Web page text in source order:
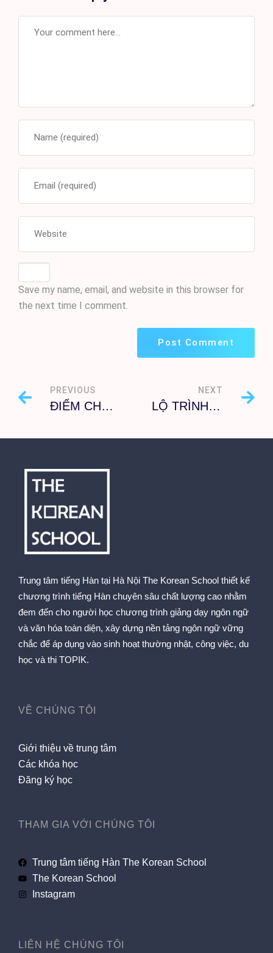
Save my name, email, and website in this browser for
the next time I comment.
PREVIOUS
ĐIỂM CHUẨN TIẾNG HÀN CÁC TRƯỜNG ĐẠI HỌC TRONG NHỮNG NĂM GẦN ĐÂY
NEXT
LỘ TRÌNH HỌC TIẾNG HÀN
Trung tâm tiếng Hàn tại Hà Nội The Korean School thiết kế
chương trình tiếng Hàn chuyên sâu chất lượng cao nhằm
đem đến cho người học chương trình giảng dạy ngôn ngữ
và văn hóa toàn diện, xây dựng nền tảng ngôn ngữ vững
chắc để áp dụng vào sinh hoạt thường nhật, công việc, du
học và thi TOPIK.
VỀ CHÚNG TÔI
Giới thiệu về trung tâm
Các khóa học
Đăng ký học
THAM GIA VỚI CHÚNG TÔI
Trung tâm tiếng Hàn The Korean School
The Korean School
Instagram
LIÊN HỆ CHÚNG TÔI